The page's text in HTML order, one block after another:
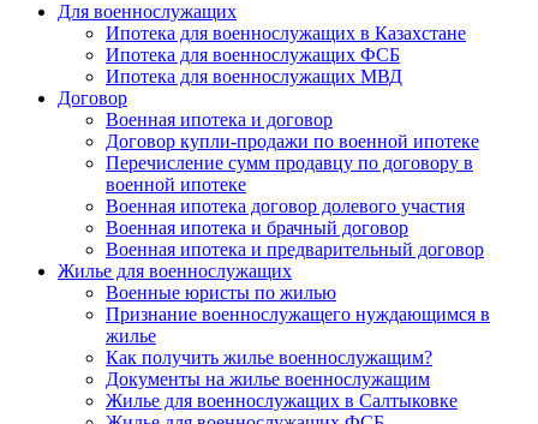
Для военнослужащих
Ипотека для военнослужащих в Казахстане
Ипотека для военнослужащих ФСБ
Ипотека для военнослужащих МВД
Договор
Военная ипотека и договор
Договор купли-продажи по военной ипотеке
Перечисление сумм продавцу по договору в
военной ипотеке
Военная ипотека договор долевого участия
Военная ипотека и брачный договор
Военная ипотека и предварительный договор
Жилье для военнослужащих
Военные юристы по жилью
Признание военнослужащего нуждающимся в
жилье
Как получить жилье военнослужащим?
Документы на жилье военнослужащим
Жилье для военнослужащих в Салтыковке